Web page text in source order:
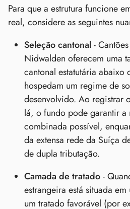
Para que a estrutura funcione
real, considere as seguintes
Seleção cantonal-
Nidwalden oferecem uma
cantonal estatutária abaixo
hospedam um regime de
desenvolvido. Ao registrar
lá, o fundo pode garantir
combinada possível,
da extensa rede da Suíça
de dupla tributação.
Camada de tratado-
estrangeira está situada
um tratado favorável (por